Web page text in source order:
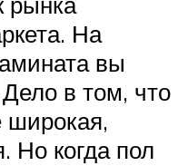
На
вы
в том, что
широкая,
Но когда пол